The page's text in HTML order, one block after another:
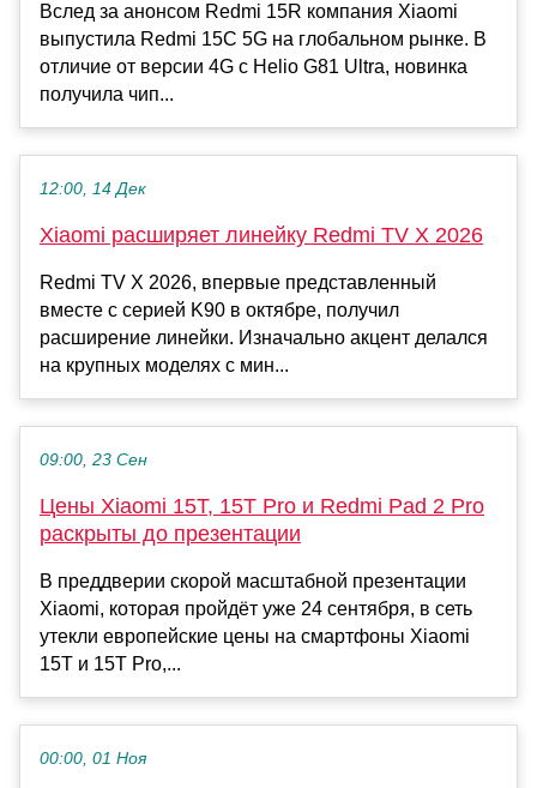
Вслед за анонсом Redmi 15R компания Xiaomi
выпустила Redmi 15C 5G на глобальном рынке. В
отличие от версии 4G с Helio G81 Ultra, новинка
получила чип...
12:00, 14 Дек
Xiaomi расширяет линейку Redmi TV X 2026
Redmi TV X 2026, впервые представленный
вместе с серией K90 в октябре, получил
расширение линейки. Изначально акцент делался
на крупных моделях с мин...
09:00, 23 Сен
Цены Xiaomi 15T, 15T Pro и Redmi Pad 2 Pro
раскрыты до презентации
В преддверии скорой масштабной презентации
Xiaomi, которая пройдёт уже 24 сентября, в сеть
утекли европейские цены на смартфоны Xiaomi
15T и 15T Pro,...
00:00, 01 Ноя